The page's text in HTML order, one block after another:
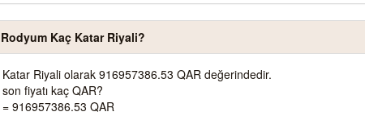
Kaç Katar Riyali?
Riyali olarak 916957386.53 QAR değerindedir.
fiyatı kaç QAR?
916957386.53 QAR